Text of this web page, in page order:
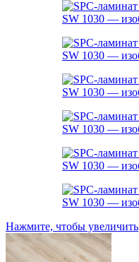
Нажмите, чтобы увеличить